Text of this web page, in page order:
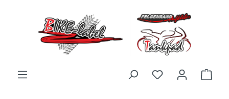
Zum Hauptinhalt springen
Du hast 0